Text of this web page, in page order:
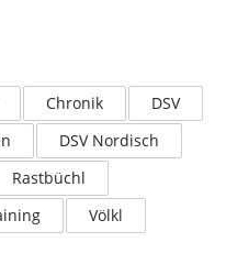
Chronik
DSV
DSV Nordisch
Rastbüchl
Völkl